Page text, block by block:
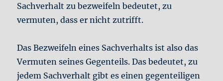
Sachverhalt zu bezweifeln bedeutet, zu
vermuten, dass er nicht zutrifft.
Das Bezweifeln eines Sachverhalts ist also das
Vermuten seines Gegenteils. Das bedeutet, zu
jedem Sachverhalt gibt es einen gegenteiligen